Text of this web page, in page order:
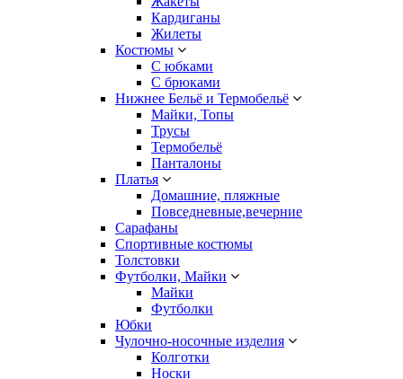
Кардиганы
Жилеты
Костюмы
С юбками
С брюками
Нижнее Бельё и Термобельё
Майки, Топы
Трусы
Термобельё
Панталоны
Платья
Домашние, пляжные
Повседневные,вечерние
Сарафаны
Спортивные костюмы
Толстовки
Футболки, Майки
Майки
Футболки
Юбки
Чулочно-носочные изделия
Колготки
Носки